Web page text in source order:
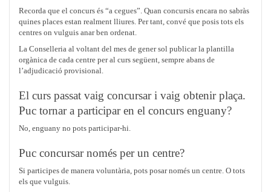
Recorda que el concurs és “a cegues”. Quan concursis encara no sabràs
quines places estan realment lliures. Per tant, convé que posis tots els
centres on vulguis anar ben ordenat.
La Conselleria al voltant del mes de gener sol publicar la plantilla
orgànica de cada centre per al curs següent, sempre abans de
l’adjudicació provisional.
El curs passat vaig concursar i vaig obtenir plaça.
Puc tornar a participar en el concurs enguany?
No, enguany no pots participar-hi.
Puc concursar només per un centre?
Si participes de manera voluntària, pots posar només un centre. O tots
els que vulguis.